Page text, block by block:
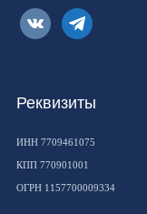
vkontaktetelegram
Реквизиты
ИНН 7709461075
КПП 770901001
ОГРН 1157700009334